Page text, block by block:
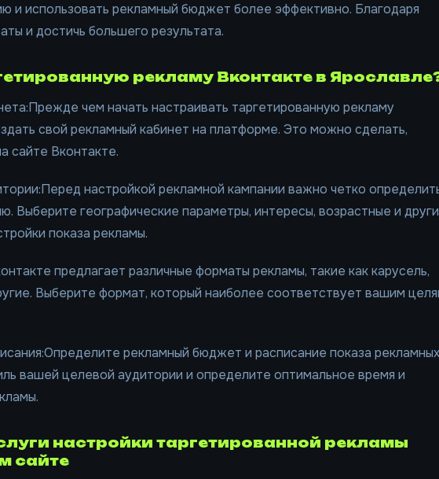
и использовать рекламный бюджет более эффективно. Благодаря
и достичь большего результата.
рекламу Вконтакте в
чем начать настраивать таргетированную рекламу
свой рекламный кабинет на платформе. Это можно сделать,
сайте Вконтакте.
настройкой рекламной кампании важно четко
Выберите географические параметры, интересы, возрастные и
показа рекламы.
предлагает различные форматы рекламы, такие как карусель,
Выберите формат, который наиболее соответствует вашим
рекламный бюджет и расписание показа рекламных
вашей целевой аудитории и определите оптимальное время и
настройки таргетированной рекламы
сайте